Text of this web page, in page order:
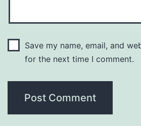
Save my name, email, and
for the next time I comment.